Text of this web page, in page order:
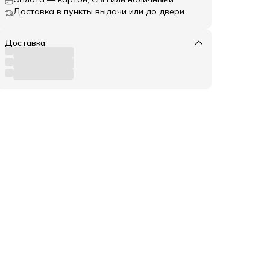
Доставка в пункты выдачи или до двери
Доставка